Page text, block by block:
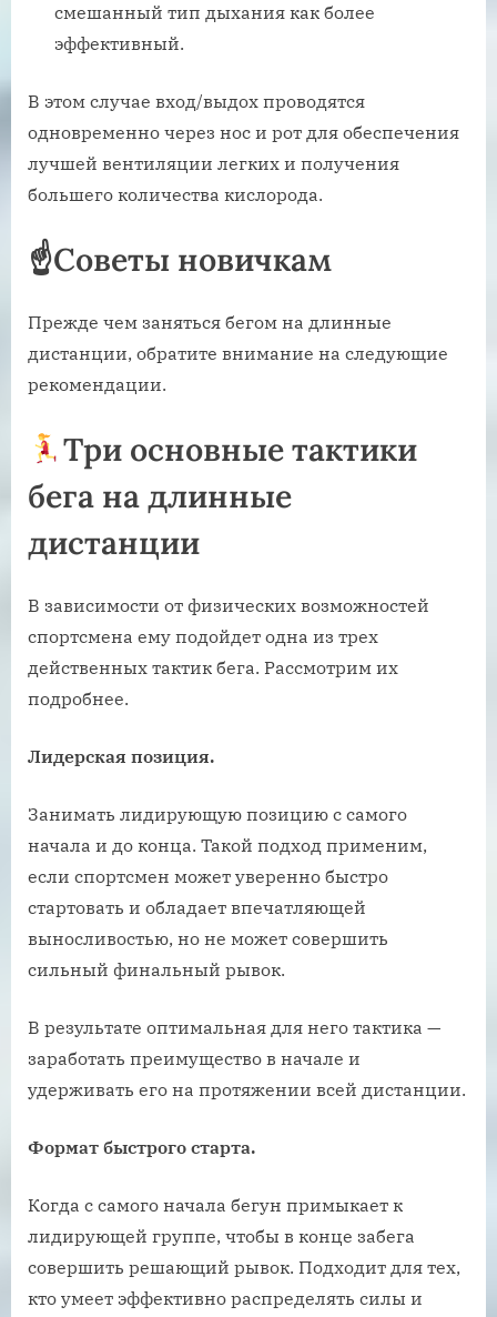
смешанный тип дыхания как более
эффективный.
В этом случае вход/выдох проводятся
одновременно через нос и рот для обеспечения
лучшей вентиляции легких и получения
большего количества кислорода.
☝️Советы новичкам
Прежде чем заняться бегом на длинные
дистанции, обратите внимание на следующие
рекомендации.
Три основные тактики
бега на длинные
дистанции
В зависимости от физических возможностей
спортсмена ему подойдет одна из трех
действенных тактик бега. Рассмотрим их
подробнее.
Лидерская позиция.
Занимать лидирующую позицию с самого
начала и до конца. Такой подход применим,
если спортсмен может уверенно быстро
стартовать и обладает впечатляющей
выносливостью, но не может совершить
сильный финальный рывок.
В результате оптимальная для него тактика —
заработать преимущество в начале и
удерживать его на протяжении всей дистанции.
Формат быстрого старта.
Когда с самого начала бегун примыкает к
лидирующей группе, чтобы в конце забега
совершить решающий рывок. Подходит для тех,
кто умеет эффективно распределять силы и